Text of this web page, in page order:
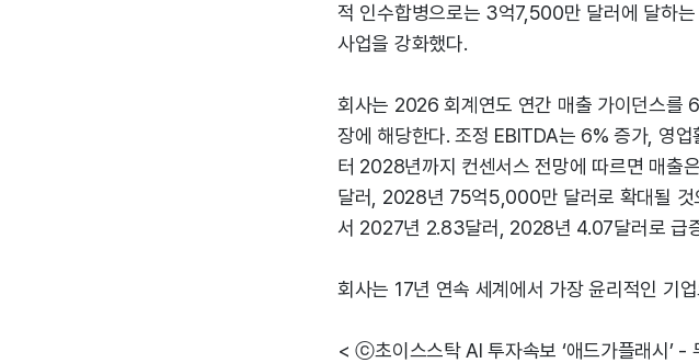
적 인수합병으로는 3억7,500만 달러에 달하
사업을 강화했다.
회사는 2026 회계연도 연간 매출 가이던스를
장에 해당한다. 조정 EBITDA는 6% 증가, 영
터 2028년까지 컨센서스 전망에 따르면 매
달러, 2028년 75억5,000만 달러로 확대될 것
서 2027년 2.83달러, 2028년 4.07달러로 급
회사는 17년 연속 세계에서 가장 윤리적인 기
< ⓒ초이스스탁 AI 투자속보 ‘애드가플래시’ -